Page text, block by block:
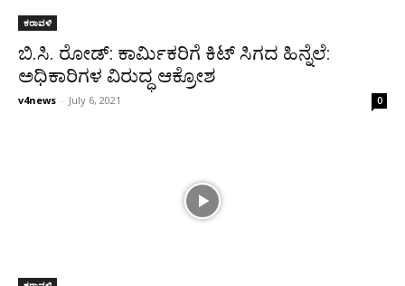
ಕರಾವಳಿ
ಬಿ.ಸಿ. ರೋಡ್: ಕಾರ್ಮಿಕರಿಗೆ ಕಿಟ್ ಸಿಗದ ಹಿನ್ನೆಲೆ:
ಅಧಿಕಾರಿಗಳ ವಿರುದ್ಧ ಆಕ್ರೋಶ
v4news - July 6, 2021 0